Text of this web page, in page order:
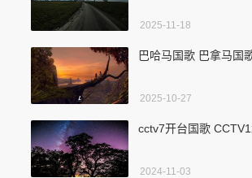
2025-11-18
巴哈马国歌 巴拿马国
2025-10-27
cctv7开台国歌
2024-11-03